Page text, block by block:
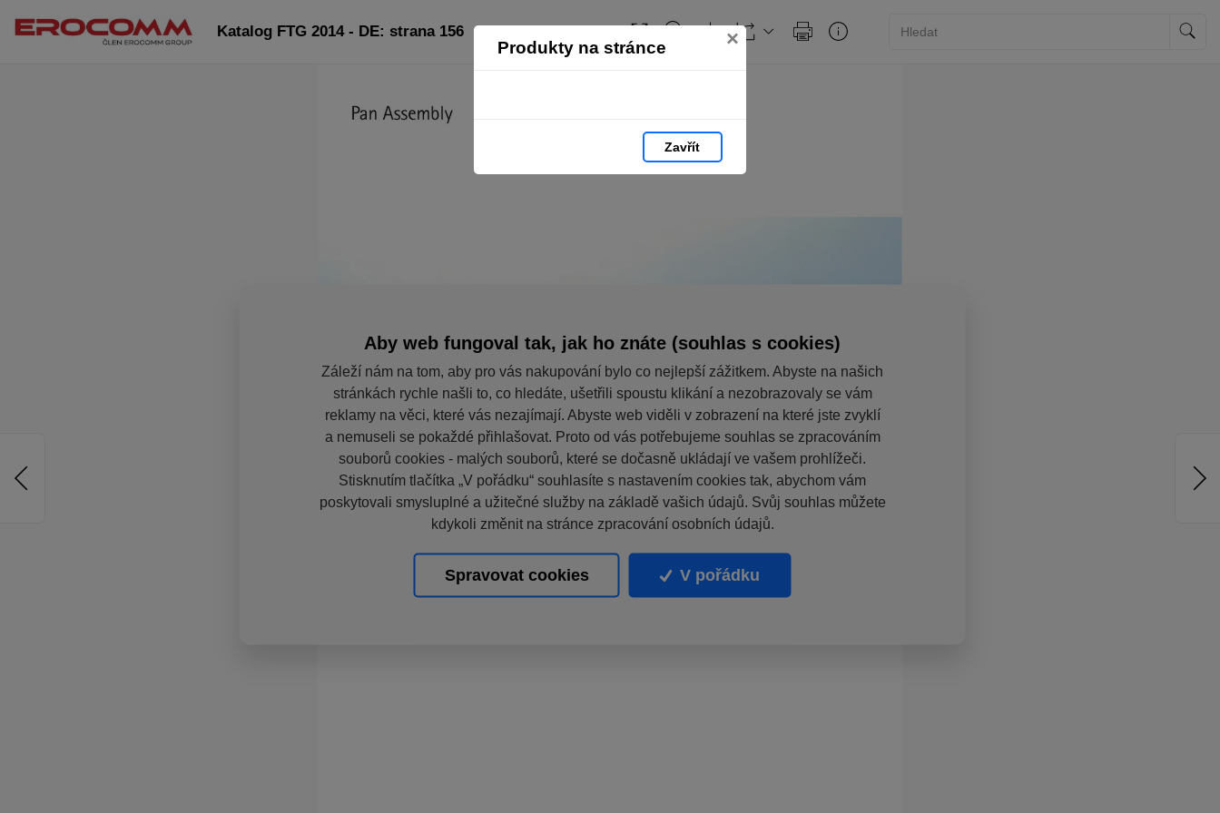
Produkty na stránce ×
Zavřít
Katalog FTG 2014 - DE: strana 156
Aby web fungoval tak, jak ho znáte (souhlas s cookies)
Záleží nám na tom, aby pro vás nakupování bylo co nejlepší zážitkem. Abyste na našich
stránkách rychle našli to, co hledáte, ušetřili spoustu klikání a nezobrazovaly se vám
reklamy na věci, které vás nezajímají. Abyste web viděli v zobrazení na které jste zvyklí
a nemuseli se pokaždé přihlašovat. Proto od vás potřebujeme souhlas se zpracováním
souborů cookies - malých souborů, které se dočasně ukládají ve vašem prohlížeči.
Stisknutím tlačítka „V pořádku“ souhlasíte s nastavením cookies tak, abychom vám
poskytovali smysluplné a užitečné služby na základě vašich údajů. Svůj souhlas můžete
kdykoli změnit na stránce zpracování osobních údajů.
Spravovat cookies V pořádku